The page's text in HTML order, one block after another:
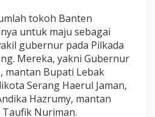
tokoh Banten
untuk maju sebagai
gubernur pada Pilkada
Mereka, yakni Gubernur
mantan Bupati Lebak
Serang Haerul Jaman,
Hazrumy, mantan
Nuriman.